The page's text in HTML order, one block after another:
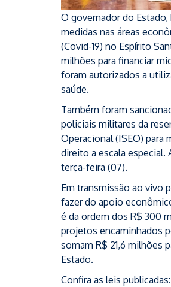
O governador do
medidas nas áreas
(Covid-19) no Espírito
milhões para financiar
foram autorizados a
saúde.
Também foram
policiais militares da
Operacional (ISEO)
direito a escala especial.
terça-feira (07).
Em transmissão ao vivo
fazer do apoio
é da ordem dos R$ 300
projetos encaminhados
somam R$ 21,6 milhões
Estado.
Confira as leis publicadas: